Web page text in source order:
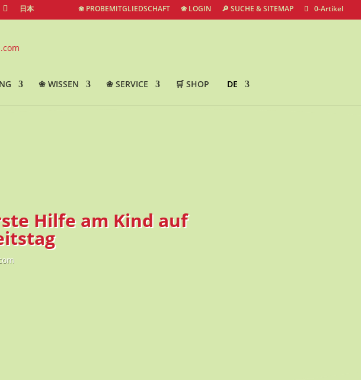
日本 ❀ PROBEMITGLIEDSCHAFT ❀ LOGIN 🔎 SUCHE & SITEMAP 0-Artikel
❀ WISSEN ❀ SERVICE 🛒 SHOP DE
Hilfe am Kind auf